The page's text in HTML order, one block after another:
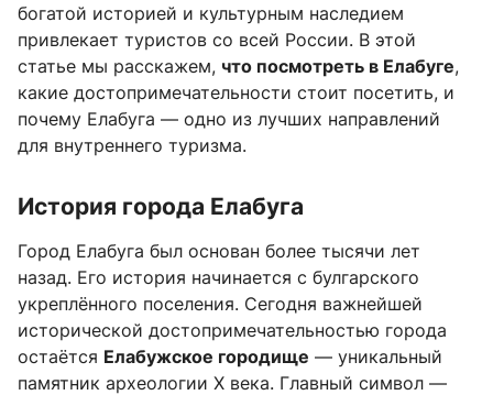
богатой историей и культурным наследием
привлекает туристов со всей России. В этой
статье мы расскажем, что посмотреть в Елабуге,
какие достопримечательности стоит посетить, и
почему Елабуга — одно из лучших направлений
для внутреннего туризма.
История города Елабуга
Город Елабуга был основан более тысячи лет
назад. Его история начинается с булгарского
укреплённого поселения. Сегодня важнейшей
исторической достопримечательностью города
остаётся Елабужское городище — уникальный
памятник археологии X века. Главный символ —